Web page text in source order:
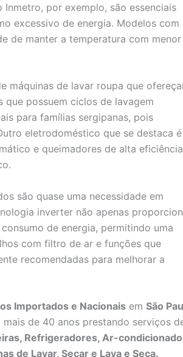
por exemplo, são essenciais
excessivo de energia. Modelos com
de manter a temperatura com menor
máquinas de lavar roupa que
possuem ciclos de lavagem
para famílias sergipanas, pois
eletrodoméstico que se destaca
e queimadores de alta
são quase uma necessidade em
inverter não apenas
de energia, permitindo uma
com filtro de ar e funções que
recomendadas para melhorar a
Importados e Nacionais em São
de 40 anos prestando serviços
Refrigeradores, Ar-
de Lavar, Secar e Lava e Seca.